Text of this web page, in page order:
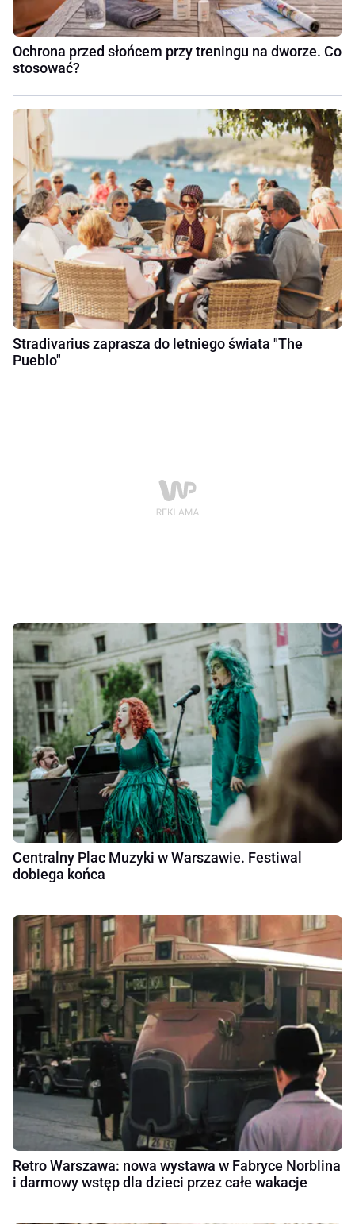
Ochrona przed słońcem przy treningu na dworze. Co
stosować?
Stradivarius zaprasza do letniego świata "The
Pueblo"
Centralny Plac Muzyki w Warszawie. Festiwal
dobiega końca
Retro Warszawa: nowa wystawa w Fabryce Norblina
i darmowy wstęp dla dzieci przez całe wakacje